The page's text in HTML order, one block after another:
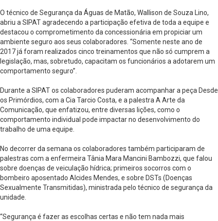
O técnico de Segurança da Águas de Matão, Wallison de Souza Lino,
abriu a SIPAT agradecendo a participação efetiva de toda a equipe e
destacou o comprometimento da concessionária em propiciar um
ambiente seguro aos seus colaboradores. “Somente neste ano de
2017 já foram realizados cinco treinamentos que não só cumprem a
legislação, mas, sobretudo, capacitam os funcionários a adotarem um
comportamento seguro”.
Durante a SIPAT os colaboradores puderam acompanhar a peça Desde
os Primórdios, com a Cia Tarcio Costa, e a palestra A Arte da
Comunicação, que enfatizou, entre diversas lições, como o
comportamento individual pode impactar no desenvolvimento do
trabalho de uma equipe.
No decorrer da semana os colaboradores também participaram de
palestras com a enfermeira Tânia Mara Mancini Bambozzi, que falou
sobre doenças de veiculação hídrica; primeiros socorros com o
bombeiro aposentado Alcides Mendes, e sobre DSTs (Doenças
Sexualmente Transmitidas), ministrada pelo técnico de segurança da
unidade.
“Segurança é fazer as escolhas certas e não tem nada mais